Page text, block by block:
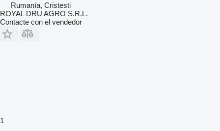
Rumanía, Cristesti
ROYAL DRU AGRO S.R.L.
Contacte con el vendedor
1